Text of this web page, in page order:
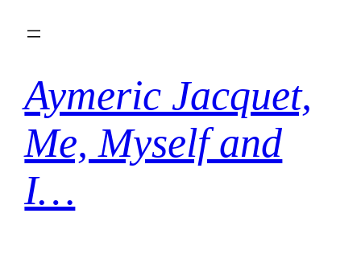
Aymeric Jacquet,
Me, Myself and
I…